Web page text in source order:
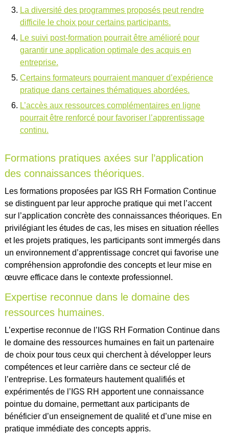
La diversité des programmes proposés peut rendre
difficile le choix pour certains participants.
Le suivi post-formation pourrait être amélioré pour
garantir une application optimale des acquis en
entreprise.
Certains formateurs pourraient manquer d’expérience
pratique dans certaines thématiques abordées.
L’accès aux ressources complémentaires en ligne
pourrait être renforcé pour favoriser l’apprentissage
continu.
Formations pratiques axées sur l’application
des connaissances théoriques.
Les formations proposées par IGS RH Formation Continue
se distinguent par leur approche pratique qui met l’accent
sur l’application concrète des connaissances théoriques. En
privilégiant les études de cas, les mises en situation réelles
et les projets pratiques, les participants sont immergés dans
un environnement d’apprentissage concret qui favorise une
compréhension approfondie des concepts et leur mise en
œuvre efficace dans le contexte professionnel.
Expertise reconnue dans le domaine des
ressources humaines.
L’expertise reconnue de l’IGS RH Formation Continue dans
le domaine des ressources humaines en fait un partenaire
de choix pour tous ceux qui cherchent à développer leurs
compétences et leur carrière dans ce secteur clé de
l’entreprise. Les formateurs hautement qualifiés et
expérimentés de l’IGS RH apportent une connaissance
pointue du domaine, permettant aux participants de
bénéficier d’un enseignement de qualité et d’une mise en
pratique immédiate des concepts appris.